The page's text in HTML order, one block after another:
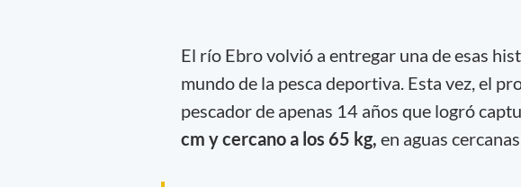
El río Ebro volvió a entregar una de esas
mundo de la pesca deportiva. Esta vez, el
pescador de apenas 14 años que logró
cm y cercano a los 65 kg, en aguas